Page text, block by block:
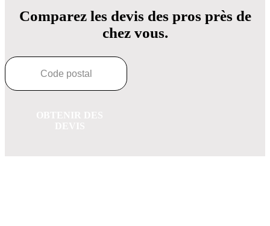
Comparez les devis des pros près de
chez vous.